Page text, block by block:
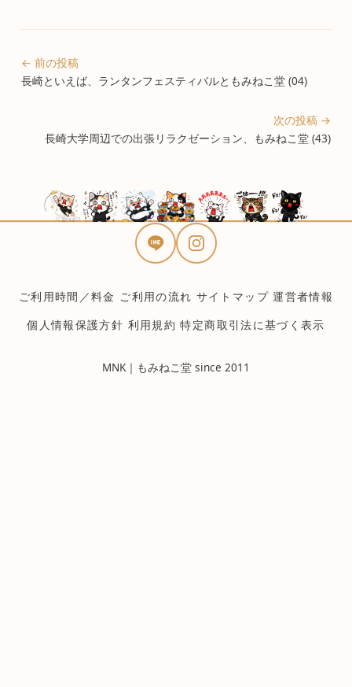
← 前の投稿
長崎といえば、ランタンフェスティバルともみねこ堂 (04)
次の投稿 →
長崎大学周辺での出張リラクゼーション、もみねこ堂 (43)
ご利用時間／料金 ご利用の流れ サイトマップ 運営者情報
個人情報保護方針 利用規約 特定商取引法に基づく表示
MNK｜もみねこ堂 since 2011